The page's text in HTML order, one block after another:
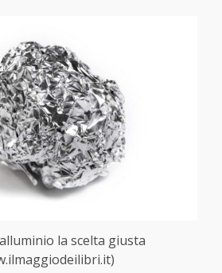
la scelta giusta